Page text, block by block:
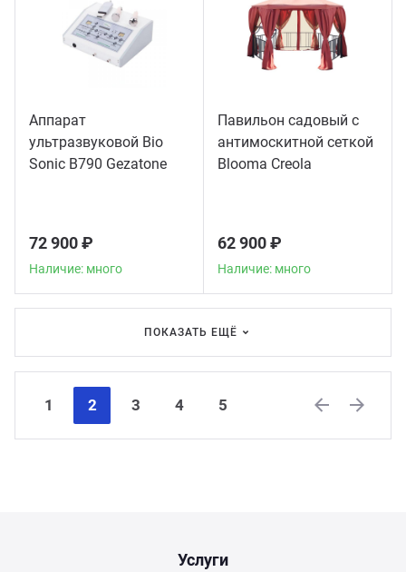
Аппарат
ультразвуковой Bio
Sonic B790 Gezatone
72 900 ₽
Наличие: много
Павильон садовый с
антимоскитной сеткой
Blooma Creola
62 900 ₽
Наличие: много
ПОКАЗАТЬ ЕЩЁ
1 2 3 4
5
Услуги